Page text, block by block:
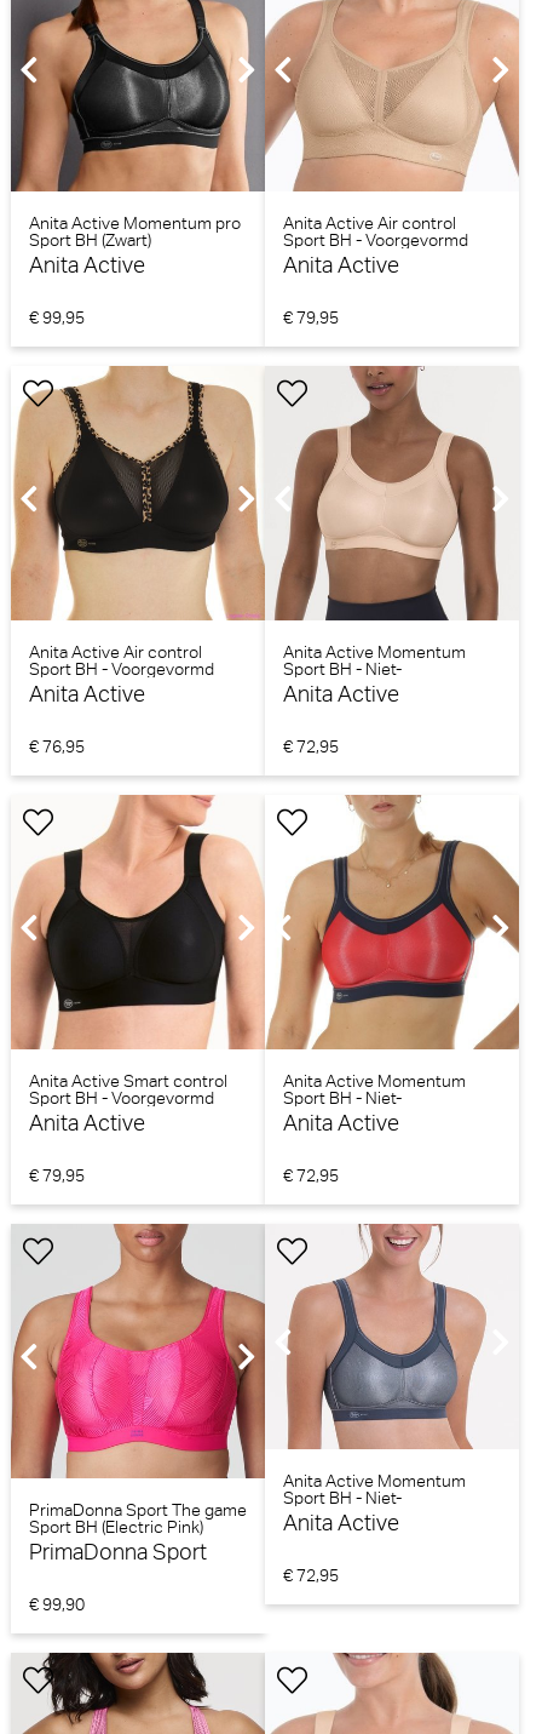
Anita Active Momentum pro
Sport BH (Zwart)
Anita Active
€ 99,95
Anita Active Air control
Sport BH - Voorgevormd
(Desert)
Anita Active
€ 79,95
Anita Active Air control
Sport BH - Voorgevormd
(Black/Kalahari)
Anita Active
€ 76,95
Anita Active Momentum
Sport BH - Niet-
voorgevormd (smart rose)
Anita Active
€ 72,95
Anita Active Smart control
Sport BH - Voorgevormd
(zwart)
Anita Active
€ 79,95
Anita Active Momentum
Sport BH - Niet-
voorgevormd (Red/blue)
Anita Active
€ 72,95
PrimaDonna Sport The game
Sport BH (Electric Pink)
PrimaDonna Sport
€ 99,90
Anita Active Momentum
Sport BH - Niet-
voorgevormd (Antraciet)
Anita Active
€ 72,95